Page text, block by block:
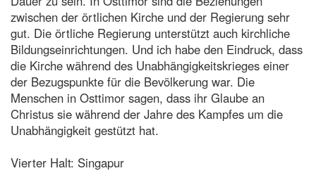
zwischen der örtlichen Kirche und der Regierung sehr
gut. Die örtliche Regierung unterstützt auch kirchliche
Bildungseinrichtungen. Und ich habe den Eindruck, dass
die Kirche während des Unabhängigkeitskrieges einer
der Bezugspunkte für die Bevölkerung war. Die
Menschen in Osttimor sagen, dass ihr Glaube an
Christus sie während der Jahre des Kampfes um die
Unabhängigkeit gestützt hat.
Vierter Halt: Singapur